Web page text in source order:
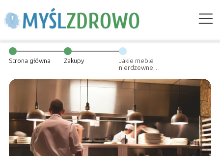
Strona główna Zakupy
Jakie meble
nierdzewne
kuchni
gastronomicznej?